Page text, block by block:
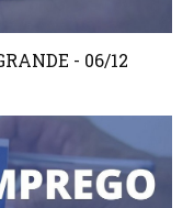
- 06/12